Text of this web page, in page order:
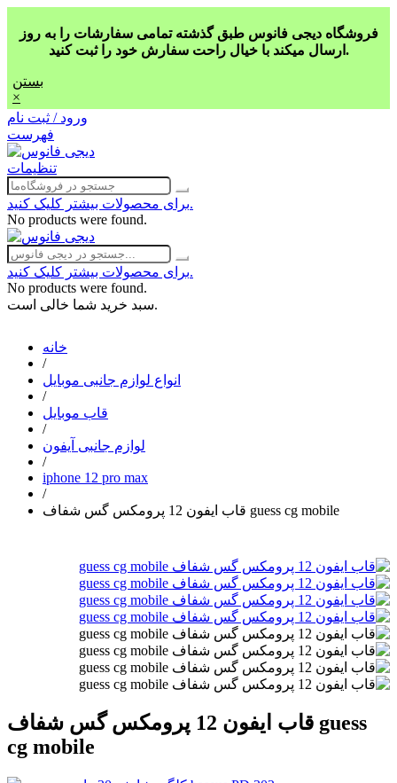
فروشگاه دیجی فانوس طبق گذشته تمامی سفارشات را به روز
ارسال میکند با خیال راحت سفارش خود را ثبت کنید.
بستن
×
ورود / ثبت نام
فهرست
تنظیمات
برای محصولات بیشتر کلیک کنید.
No products were found.
برای محصولات بیشتر کلیک کنید.
No products were found.
سبد خرید شما خالی است.
خانه
/
انواع لوازم جانبی موبایل
/
قاب موبایل
/
لوازم جانبی آیفون
/
iphone 12 pro max
/
قاب ایفون 12 پرومکس گس شفاف guess cg mobile
قاب ایفون 12 پرومکس گس شفاف guess
cg mobile